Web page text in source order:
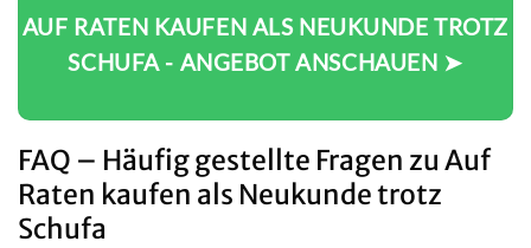
AUF RATEN KAUFEN ALS NEUKUNDE TROTZ
SCHUFA - ANGEBOT ANSCHAUEN ➤
FAQ – Häufig gestellte Fragen zu Auf
Raten kaufen als Neukunde trotz
Schufa